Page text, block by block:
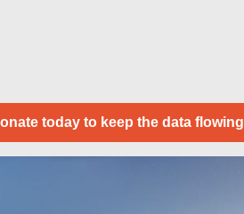
today to keep the data flowing